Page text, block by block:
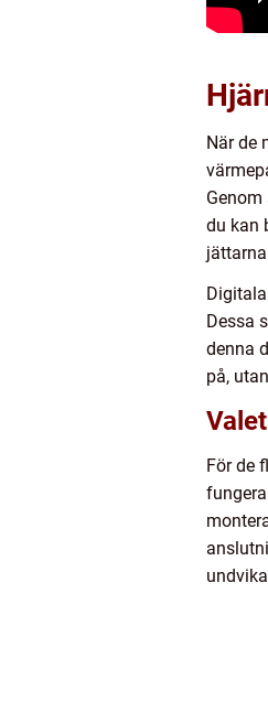
När de
du kan
Dessa
denna
på,
För de